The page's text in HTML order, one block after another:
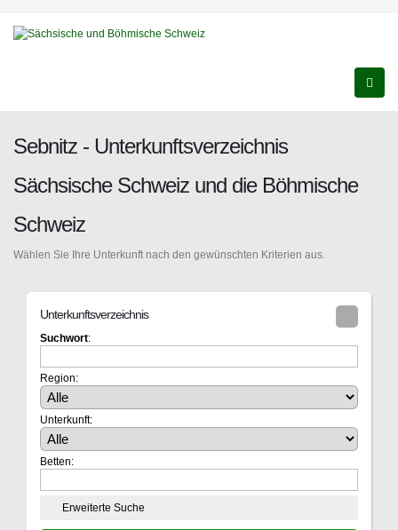
Sebnitz - Unterkunftsverzeichnis
Sächsische Schweiz und die Böhmische
Schweiz
Wählen Sie Ihre Unterkunft nach den gewünschten Kriterien aus.
Unterkunftsverzeichnis
Suchwort:
Region:
Unterkunft:
Betten:
Erweiterte Suche